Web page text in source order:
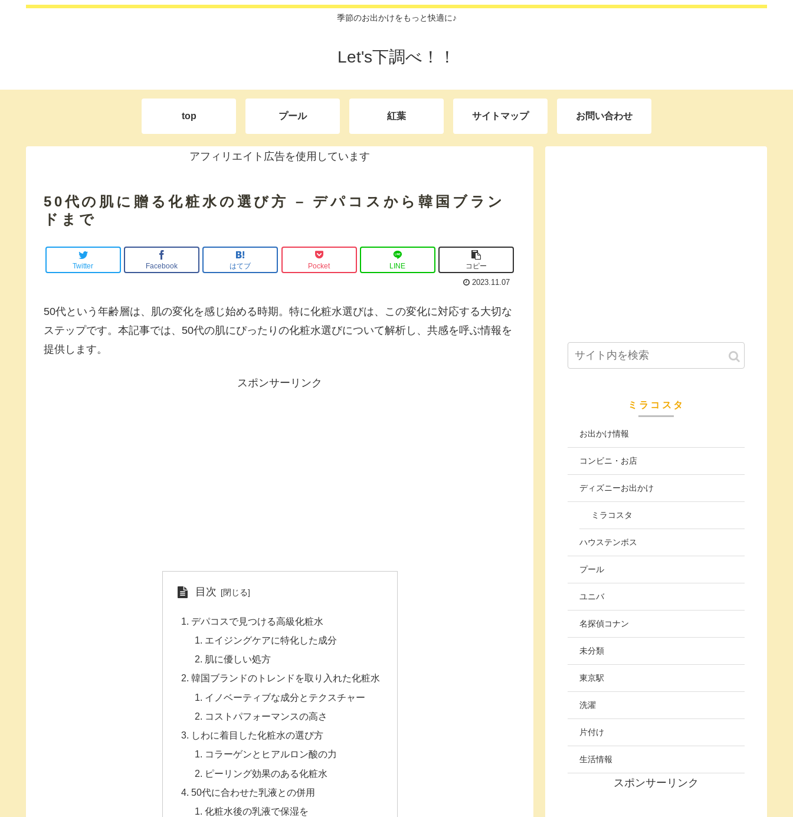
季節のお出かけをもっと快適に♪
Let's下調べ！！
top プール 紅葉 サイトマップ お問い合わせ
アフィリエイト広告を使用しています
50代の肌に贈る化粧水の選び方 – デパコスから韓国ブラン
ドまで
Twitter Facebook はてブ Pocket LINE
コピー
2023.11.07
50代という年齢層は、肌の変化を感じ始める時期。特に化粧水選びは、この変化に対応する大切な
ステップです。本記事では、50代の肌にぴったりの化粧水選びについて解析し、共感を呼ぶ情報を
提供します。
スポンサーリンク
目次
デパコスで見つける高級化粧水
エイジングケアに特化した成分
肌に優しい処方
韓国ブランドのトレンドを取り入れた化粧水
イノベーティブな成分とテクスチャー
コストパフォーマンスの高さ
しわに着目した化粧水の選び方
コラーゲンとヒアルロン酸の力
ピーリング効果のある化粧水
50代に合わせた乳液との併用
化粧水後の乳液で保湿を
ミラコスタ
お出かけ情報
コンビニ・お店
ディズニーお出かけ
ミラコスタ
ハウステンボス
プール
ユニバ
名探偵コナン
未分類
東京駅
洗濯
片付け
生活情報
スポンサーリンク